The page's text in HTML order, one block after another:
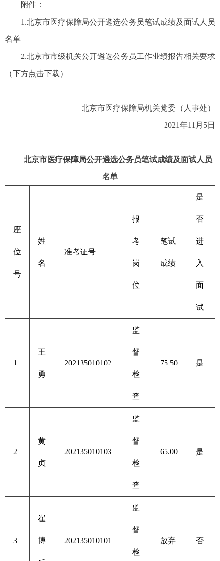
附件：
1.北京市医疗保障局公开遴选公务员笔试成绩及面试人员
名单
2.北京市市级机关公开遴选公务员工作业绩报告相关要求
（下方点击下载）
北京市医疗保障局机关党委（人事处）
2021年11月5日
北京市医疗保障局公开遴选公务员笔试成绩及面试人员
名单
座
位
号
姓
名
准考证号
报
考
岗
位
笔试
成绩
是
否
进
入
面
试
1
王
勇
202135010102
监
督
检
查
75.50 是
2
黄
贞
202135010103
监
督
检
查
65.00 是
3
崔
博 202135010101
监
督
检
放弃 否